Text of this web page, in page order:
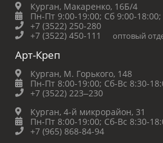
Курган, Макаренко, 16Б/4
Пн-Пт 9:00-19:00; Сб 9:00-18:00;
+7 (3522) 250-280
+7 (3522) 450-111
оптовый
Арт-Креп
Курган, М. Горького, 148
Пн-Пт 8:00-19:00; Сб-Вс 8:30-
+7 (3522) 223‒230
Курган, 4-й микрорайон, 31
Пн-Пт 8:00-19:00; Сб-Вс 8:30-
+7 (965) 868-84-94